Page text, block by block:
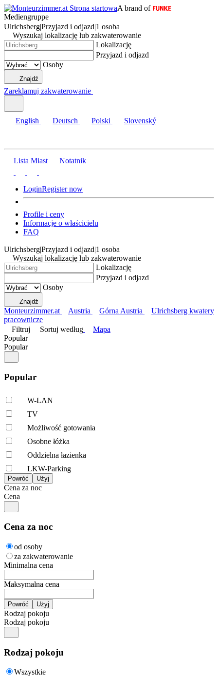
A brand of
Mediengruppe
Ulrichsberg|Przyjazd i odjazd|1 osoba
Wyszukaj lokalizację lub zakwaterowanie
Lokalizację
Przyjazd i odjazd
Osoby
Znajdź
Zareklamuj zakwaterowanie
English Deutsch Polski Slovenský
Lista Miast Notatnik
LoginRegister now
Profile i ceny
Informacje o właścicielu
FAQ
Ulrichsberg|Przyjazd i odjazd|1 osoba
Wyszukaj lokalizację lub zakwaterowanie
Lokalizację
Przyjazd i odjazd
Osoby
Znajdź
Monteurzimmer.at Austria Górna Austria
Ulrichsberg kwatery
pracownicze
Filtruj
Sortuj według
Mapa
Popular
Popular
Popular
W-LAN
TV
Możliwość gotowania
Osobne łóżka
Oddzielna łazienka
LKW-Parking
Cena za noc
Cena
Cena za noc
od osoby
za zakwaterowanie
Minimalna cena
Maksymalna cena
Rodzaj pokoju
Rodzaj pokoju
Rodzaj pokoju
Wszystkie